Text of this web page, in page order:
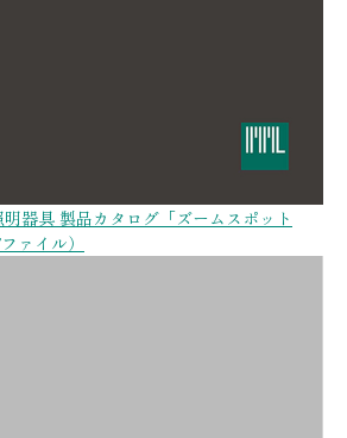
器具 製品カタログ「ズームスポット
ァイル）